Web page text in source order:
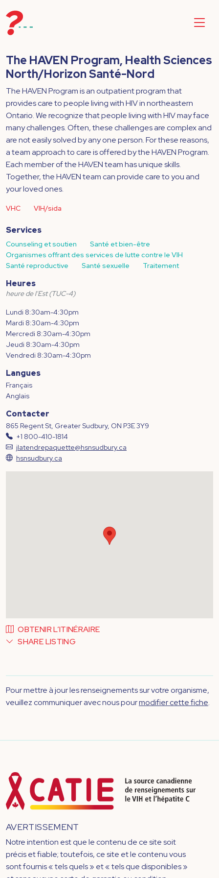
The HAVEN Program, Health Sciences
North/Horizon Santé-Nord
The HAVEN Program is an outpatient program that
provides care to people living with HIV in northeastern
Ontario. We recognize that people living with HIV may face
many challenges. Often, these challenges are complex and
are not easily solved by any one person. For these reasons,
a team approach to care is offered by the HAVEN Program.
Each member of the HAVEN team has unique skills.
Together, the HAVEN team can provide care to you and
your loved ones.
VHC VIH/sida
Services
Counseling et soutien
Santé et bien-être
Organismes offrant des services de lutte contre le VIH
Santé reproductive
Santé sexuelle Traitement
Heures
heure de l'Est (TUC-4)
Lundi 8:30am-4:30pm
Mardi 8:30am-4:30pm
Mercredi 8:30am-4:30pm
Jeudi 8:30am-4:30pm
Vendredi 8:30am-4:30pm
Langues
Français
Anglais
Contacter
865 Regent St, Greater Sudbury, ON P3E 3Y9
+1 800-410-1814
jlatendrepaquette@hsnsudbury.ca
hsnsudbury.ca
OBTENIR L’ITINÉRAIRE
SHARE LISTING
Pour mettre à jour les renseignements sur votre organisme,
veuillez communiquer avec nous pourmodifier cette fiche.
AVERTISSEMENT
Notre intention est que le contenu de ce site soit
précis et fiable; toutefois, ce site et le contenu vous
sont fournis « tels quels » et « tels que disponibles »